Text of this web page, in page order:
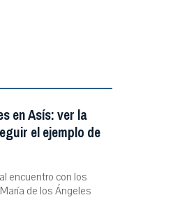
en Asís: ver la
el ejemplo de
encuentro con los
de los Ángeles